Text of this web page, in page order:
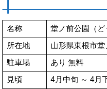
名称 堂ノ前公園（ど
所在地 山形県東根市堂
駐車場 あり 無料
見頃 4月中旬 ～ 4月